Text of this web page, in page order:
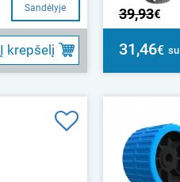
Sandėlyje
Į krepšelį
39,93€
31,46€